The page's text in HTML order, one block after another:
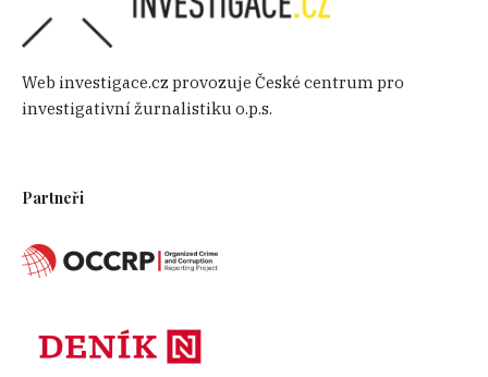
Web investigace.cz provozuje České centrum pro
investigativní žurnalistiku o.p.s.
Partneři